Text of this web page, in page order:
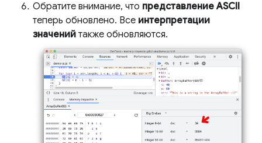
Обратите внимание, что представление ASCII
теперь обновлено. Все интерпретации
значений также обновляются.